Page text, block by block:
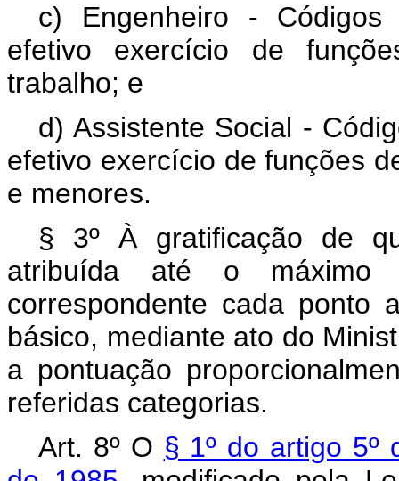
c) Engenheiro -
efetivo exercício de
trabalho; e
d) Assistente Social -
efetivo exercício de funções
e menores.
§ 3º À gratificação de
atribuída até o máximo
correspondente cada ponto
básico, mediante ato do
a pontuação
referidas categorias.
Art. 8º O § 1º do artigo 5º